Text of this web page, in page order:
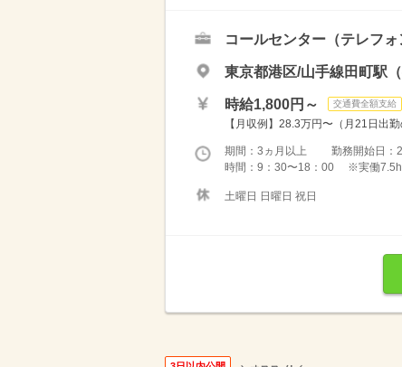
コールセンター（テレフォ
東京都港区/山手線田町駅（
時給1,800円～ 交通費全額支給
【月収例】28.3万円〜（月21日出
期間：3ヵ月以上 勤務開始日：
時間：9：30〜18：00 ※実働7.5h
土曜日 日曜日 祝日